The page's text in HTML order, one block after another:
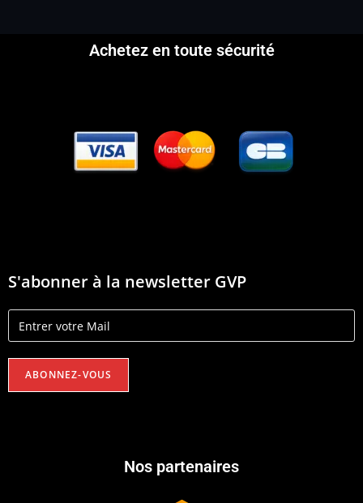
Achetez en toute sécurité
S'abonner à la newsletter GVP
Nos partenaires